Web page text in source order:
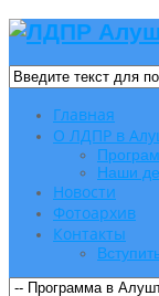
Главная
О ЛДПР в
Наши
Новости
Фотоархив
Контакты